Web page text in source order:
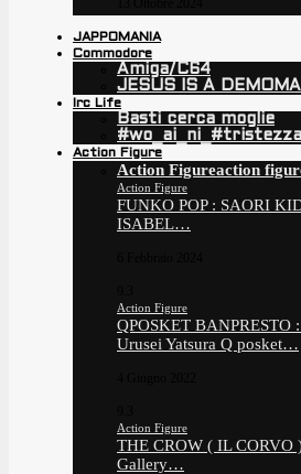
JAPPOMANIA
Commodore
Amiga/C64
JESUS IS A
Irc Life
Basti cerca moglie
#wo_ai_ni_#tristezza
Action Figure
Action Figureaction
Action Figure
FUNKO POP : SAORI
ISABEL…
Action Figure
QPOSKET BANPRESTO
Urusei Yatsura Q posket…
Action Figure
THE CROW ( IL CORVO
Gallery…